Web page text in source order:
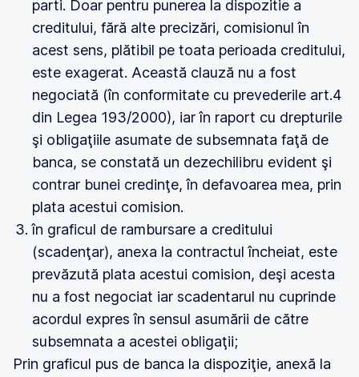
parti. Doar pentru punerea la dispozitie a
creditului, fără alte precizări, comisionul în
acest sens, plătibil pe toata perioada creditului,
este exagerat. Această clauză nu a fost
negociată (în conformitate cu prevederile art.4
din Legea 193/2000), iar în raport cu drepturile
şi obligaţiile asumate de subsemnata faţă de
banca, se constată un dezechilibru evident şi
contrar bunei credinţe, în defavoarea mea, prin
plata acestui comision.
în graficul de rambursare a creditului
(scadenţar), anexa la contractul încheiat, este
prevăzută plata acestui comision, deşi acesta
nu a fost negociat iar scadentarul nu cuprinde
acordul expres în sensul asumării de către
subsemnata a acestei obligaţii;
Prin graficul pus de banca la dispoziţie, anexă la